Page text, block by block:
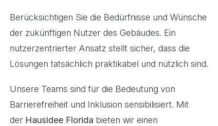
Berücksichtigen Sie die Bedürfnisse und Wünsche
der zukünftigen Nutzer des Gebäudes. Ein
nutzerzentrierter Ansatz stellt sicher, dass die
Lösungen tatsächlich praktikabel und nützlich sind.
Unsere Teams sind für die Bedeutung von
Barrierefreiheit und Inklusion sensibilisiert. Mit
der Hausidee Florida bieten wir einen